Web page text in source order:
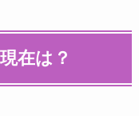
在は？